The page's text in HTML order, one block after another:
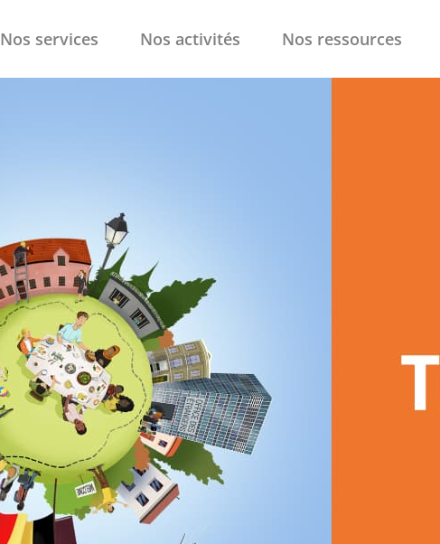
Nos services Nos activités Nos ressources